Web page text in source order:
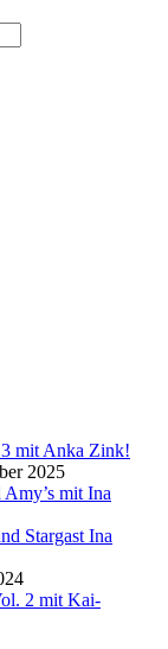
mit Anka Zink!
2025
mit Ina
Stargast Ina
2 mit Kai-